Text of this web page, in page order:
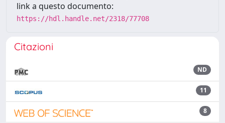
link a questo documento:
https://hdl.handle.net/2318/77708
Citazioni
ND
11
8